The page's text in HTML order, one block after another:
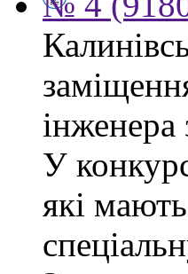
інженера
У
які